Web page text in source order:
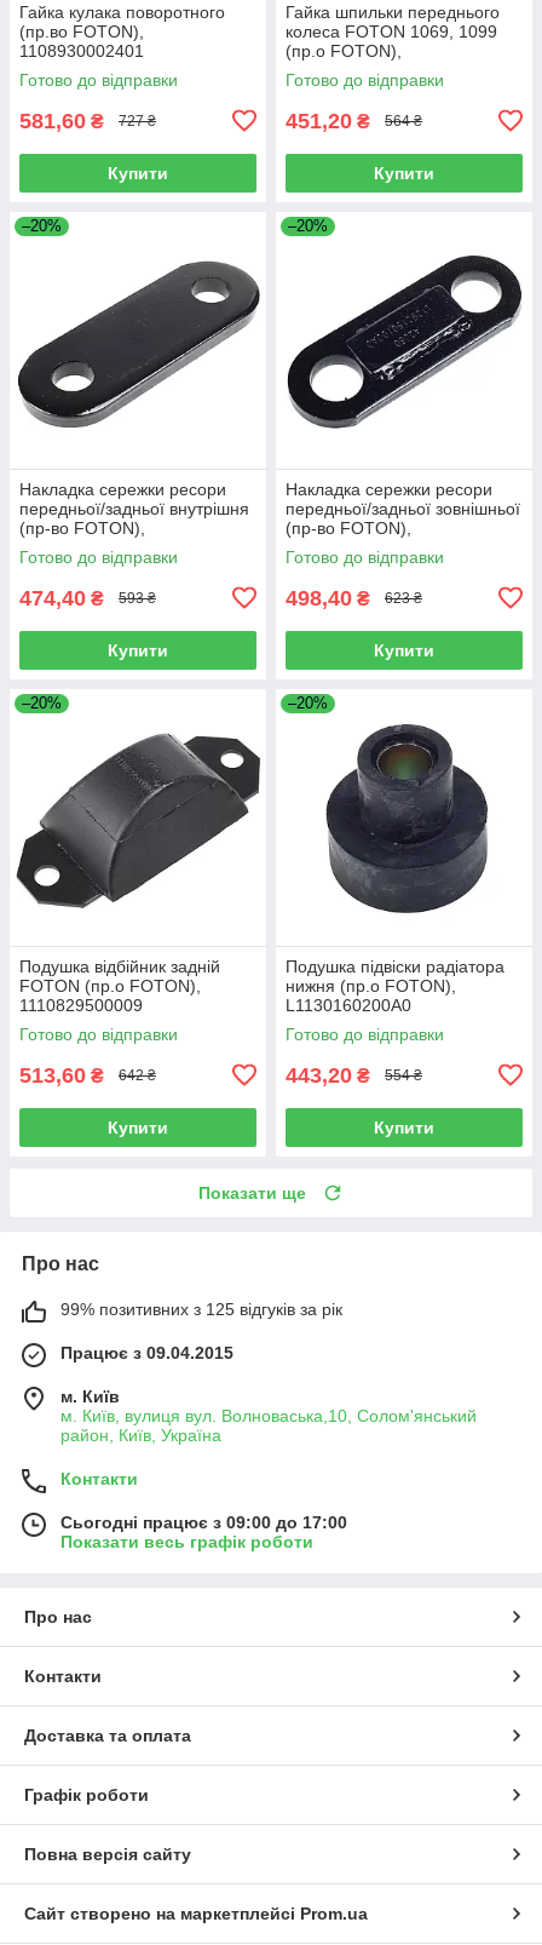
Гайка кулака поворотного
(пр.во FOTON),
1108930002401
Готово до відправки
581,60 ₴ 727 ₴
Купити
Гайка шпильки переднього
колеса FOTON 1069, 1099
(пр.о FOTON),
1106930003404
Готово до відправки
451,20 ₴ 564 ₴
Купити
–20%
Накладка сережки ресори
передньої/задньої внутрішня
(пр-во FOTON),
L1292150200A0
Готово до відправки
474,40 ₴ 593 ₴
Купити
–20%
Накладка сережки ресори
передньої/задньої зовнішньої
(пр-во FOTON),
L1292150100A0
Готово до відправки
498,40 ₴ 623 ₴
Купити
–20%
Подушка відбійник задній
FOTON (пр.о FOTON),
1110829500009
Готово до відправки
513,60 ₴ 642 ₴
Купити
–20%
Подушка підвіски радіатора
нижня (пр.о FOTON),
L1130160200A0
Готово до відправки
443,20 ₴ 554 ₴
Купити
Показати ще
Про нас
99% позитивних з 125 відгуків за рік
Працює з 09.04.2015
м. Київ
м. Київ, вулиця вул. Волноваська,10, Солом'янський
район, Київ, Україна
Контакти
Сьогодні працює з 09:00 до 17:00
Показати весь графік роботи
Про нас
Контакти
Доставка та оплата
Графік роботи
Повна версія сайту
Сайт створено на маркетплейсі Prom.ua